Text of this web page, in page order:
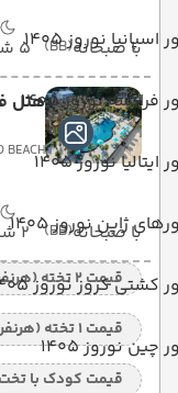
اسپانیا نوروز 1405
فرانسه نوروز 1405
ایتالیا نوروز 1405
ژاپن نوروز 1405
کشتی کروز نوروز 1405
چین نوروز 1405
با صبحانه(BB) 5 شب
هتل
BEACH
با صبحانه(BB) 2 شب
قیمت 2 تخته (هرنفر)
قیمت 1 تخته (هرنفر)
قیمت کودک با